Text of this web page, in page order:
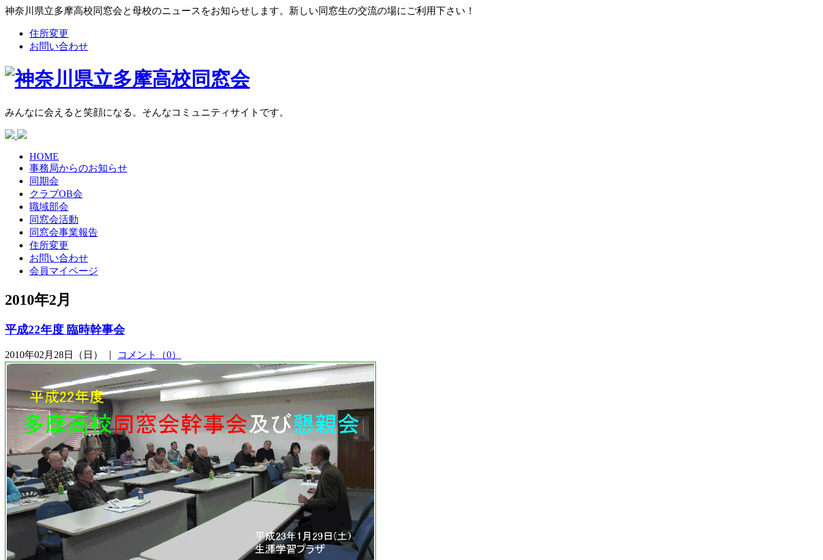
神奈川県立多摩高校同窓会と母校のニュースをお知らせします。新しい同窓生の交流の場にご利用下さい！
住所変更
お問い合わせ
みんなに会えると笑顔になる。そんなコミュニティサイトです。
HOME
事務局からのお知らせ
同期会
クラブOB会
職域部会
同窓会活動
同窓会事業報告
住所変更
お問い合わせ
会員マイページ
2010年2月
平成22年度 臨時幹事会
2010年02月28日（日） ｜ コメント（0）